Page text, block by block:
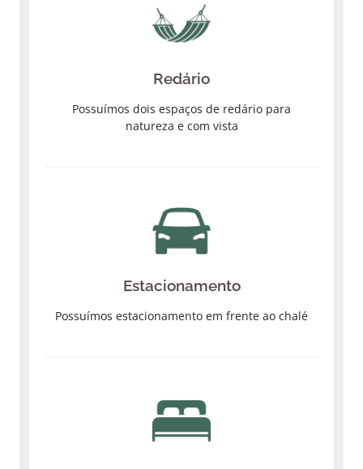
Redário
Possuímos dois espaços de redário para
natureza e com vista
Estacionamento
Possuímos estacionamento em frente ao chalé